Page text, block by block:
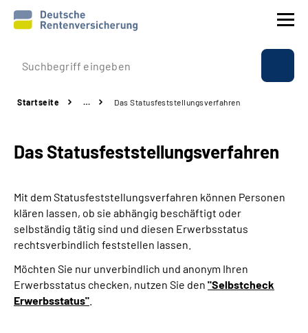
Prävention
Rente
Beratung & Kontakt
Experten
Über uns & Presse
Online-Services
Startseite … Das Statusfeststellungs­verfahren
Das Statusfeststellungs­verfahren
Mit dem Statusfeststellungsverfahren können Personen
klären lassen, ob sie abhängig beschäftigt oder
selbständig tätig sind und diesen Erwerbsstatus
rechtsverbindlich feststellen lassen.
Möchten Sie nur unverbindlich und anonym Ihren
Erwerbsstatus checken, nutzen Sie den "Selbstcheck
Erwerbsstatus"